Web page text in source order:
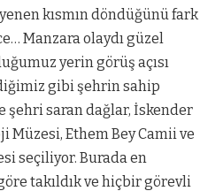
yenen kısmın döndüğünü fark
Manzara olaydı güzel
yerin görüş açısı
gibi şehrin sahip
şehri saran dağlar, İskender
Müzesi, Ethem Bey Camii ve
seçiliyor. Burada en
takıldık ve hiçbir görevli